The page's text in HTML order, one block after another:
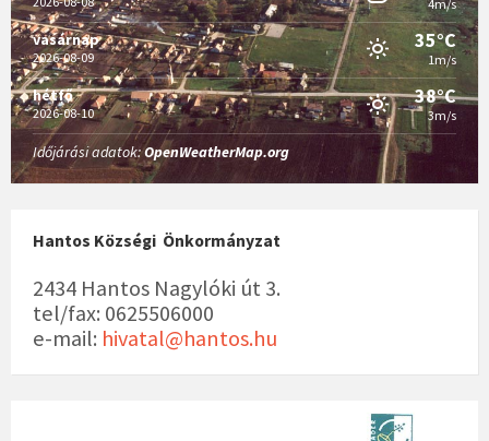
4m/s
vasárnap
2026-08-09
35°C
1m/s
hétfő
2026-08-10
38°C
3m/s
Időjárási adatok:OpenWeatherMap.org
Hantos Községi Önkormányzat
2434 Hantos Nagylóki út 3.
tel/fax: 0625506000
e-mail: hivatal@hantos.hu